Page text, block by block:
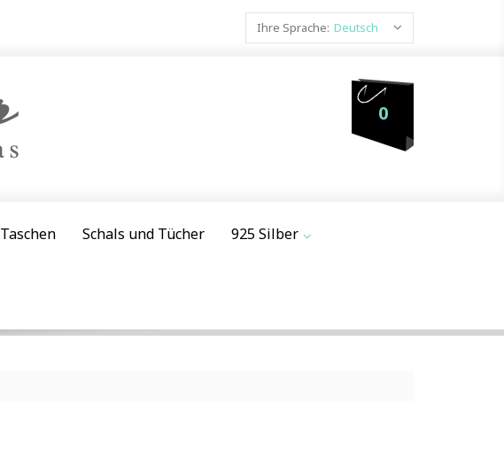
Ihre Sprache: Deutsch
0
Taschen Schals und Tücher 925 Silber